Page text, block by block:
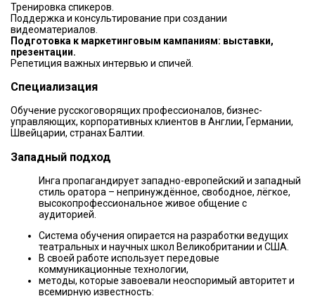
Тренировка спикеров.
Поддержка и консультирование при создании
видеоматериалов.
Подготовка к маркетинговым кампаниям: выставки,
презентации.
Репетиция важных интервью и спичей.
Специализация
Обучение русскоговорящих профессионалов, бизнес-
управляющих, корпоративных клиентов в Англии, Германии,
Швейцарии, странах Балтии.
Западный подход
Инга пропагандирует западно-европейский и западный
стиль оратора – непринуждённое, свободное, лёгкое,
высокопрофессиональное живое общение с
аудиторией.
Система обучения опирается на разработки ведущих
театральных и научных школ Великобритании и США.
В своей работе использует передовые
коммуникационные технологии,
методы, которые завоевали неоспоримый авторитет и
всемирную известность: